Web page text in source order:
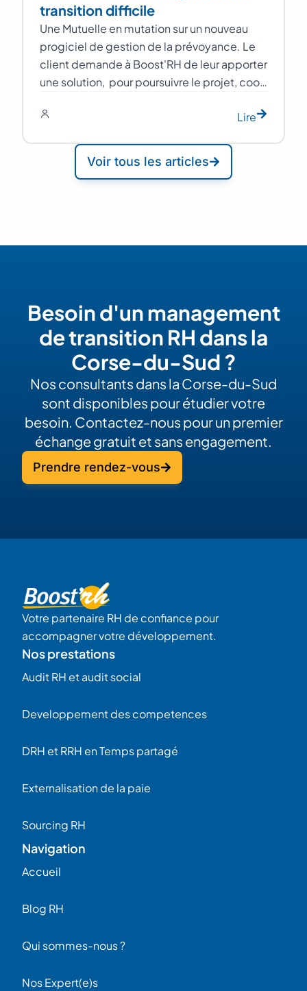
transition difficile
Une Mutuelle en mutation sur un nouveau
progiciel de gestion de la prévoyance. Le
client demande à Boost'RH de leur apporter
une solution, pour poursuivre le projet, coo…
Lire
Voir tous les articles
Besoin d'un management
de transition RH dans la
Corse-du-Sud ?
Nos consultants dans la Corse-du-Sud
sont disponibles pour étudier votre
besoin. Contactez-nous pour un premier
échange gratuit et sans engagement.
Prendre rendez-vous
Votre partenaire RH de confiance pour
accompagner votre développement.
Nos prestations
Audit RH et audit social
Developpement des competences
DRH et RRH en Temps partagé
Externalisation de la paie
Sourcing RH
Navigation
Accueil
Blog RH
Qui sommes-nous ?
Nos Expert(e)s